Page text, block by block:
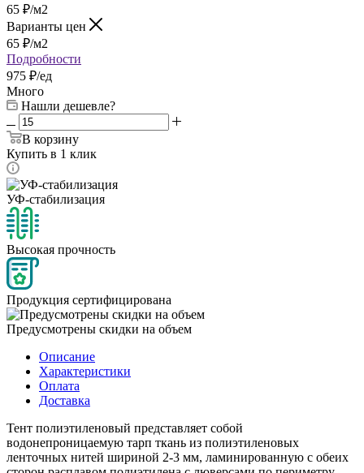
65 ₽/м2
Варианты цен
65 ₽/м2
Подробности
975 ₽/ед
Много
Нашли дешевле?
В корзину
Купить в 1 клик
УФ-стабилизация
Высокая прочность
Продукция сертифицирована
Предусмотрены скидки на объем
Описание
Характеристики
Оплата
Доставка
Тент полиэтиленовый представляет собой
водонепроницаемую тарп ткань из полиэтиленовых
ленточных нитей шириной 2-3 мм, ламинированную с обеих